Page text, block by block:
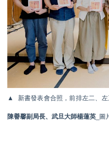
▲ 新書發表會合照，前排左二、左
陳譽馨副局長、武旦大師楊蓮英 _